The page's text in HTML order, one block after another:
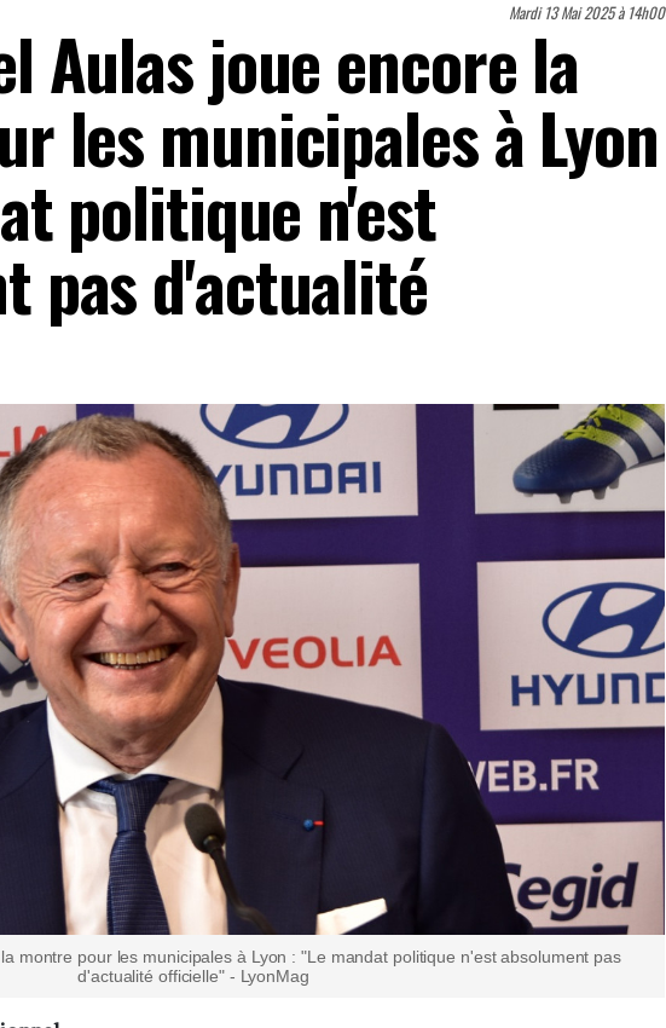
Mardi 13 Mai 2025 à 14h00
Aulas joue encore la
les municipales à Lyon
politique n'est
pas d'actualité
montre pour les municipales à Lyon : "Le mandat politique n'est absolument pas
d'actualité officielle" - LyonMag